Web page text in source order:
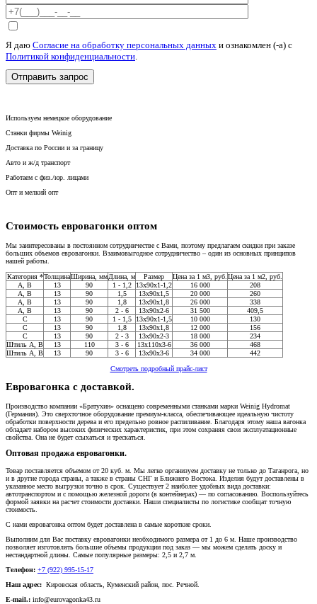
Я даю Согласие на обработку персональных данных и ознакомлен (-а) c
Политикой конфиденциальности
Используем немецкое оборудование
Станки фирмы Weinig
Доставка по России и за границу
Авто и ж/д транспорт
Работаем с физ./юр. лицами
Опт и мелкий опт
Стоимость евровагонки оптом
Мы заинтересованы в постоянном сотрудничестве с Вами, поэтому предлагаем скидки при заказе
больших объемов евровагонки. Взаимовыгодное сотрудничество – один из основных принципов
нашей работы.
Категория *ТолщинаШирина, ммДлина, м Размер Цена за 1 м3, руб. Цена за 1 м2, руб.
A, В
13 90 1 - 1,2 13x90x1-1,2 16 000
208
A, В
13 90 1,5 13x90x1,5 20 000
260
A, В
13 90 1,8 13x90x1,8 26 000
338
A, В
13 90 2 - 6 13x90x2-6 31 500
409,5
C
13 90 1 - 1,5 13x90x1-1,5 10 000
130
С
13 90 1,8 13x90x1,8 12 000
156
C
13 90 2 - 3 13x90x2-3 18 000
234
Штиль А, В
13 110 3 - 6 13x110x3-6 36 000
468
Штиль А, В
13 90 3 - 6 13x90x3-6 34 000
442
Смотреть подробный прайс-лист
Евровагонка с доставкой.
Производство компании «Братухин» оснащено современными станками марки Weinig Hydromat
(Германия). Это сверхточное оборудование премиум-класса, обеспечивающее идеальную чистоту
обработки поверхности дерева и его предельно ровное распиливание. Благодаря этому наша вагонка
обладает набором высоких физических характеристик, при этом сохраняя свои эксплуатационные
свойства. Она не будет ссыхаться и трескаться.
Оптовая продажа евровагонки.
Товар поставляется объемом от 20 куб. м. Мы легко организуем доставку не только до Таганрога, но
и в другие города страны, а также в страны СНГ и Ближнего Востока. Изделия будут доставлены в
указанное место выгрузки точно в срок. Существует 2 наиболее удобных вида доставки:
автотранспортом и с помощью железной дороги (в контейнерах) — по согласованию. Воспользуйтесь
формой заявки на расчет стоимости доставки. Наши специалисты по логистике сообщат точную
стоимость.
С нами евровагонка оптом будет доставлена в самые короткие сроки.
Выполним для Вас поставку евровагонки необходимого размера от 1 до 6 м. Наше производство
позволяет изготовлять большие объемы продукции под заказ — мы можем сделать доску и
нестандартной длины. Самые популярные размеры: 2,5 и 2,7 м.
Телефон: +7 (922) 995-15-17
Наш адрес: Кировская область, Куменский район, пос. Речной.
E-mail.: info@eurovagonka43.ru